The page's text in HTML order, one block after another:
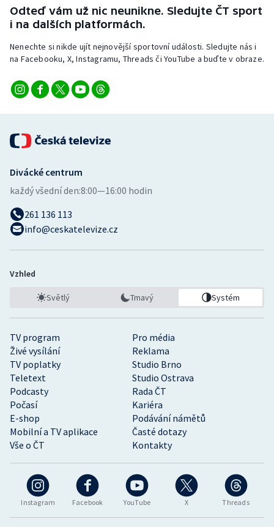
Odteď vám už nic neunikne. Sledujte ČT sport
i na dalších platformách.
Nenechte si nikde ujít nejnovější sportovní události. Sledujte nás i
na Facebooku, X, Instagramu, Threads či YouTube a buďte v obraze.
Instagram Facebook YouTube X Threads
TV program
Pro média
Živé vysílání
Reklama
TV poplatky
Studio Brno
Teletext
Studio Ostrava
Podcasty
Rada ČT
Počasí
Kariéra
E-shop
Podávání námětů
Mobilní a TV aplikace
Časté dotazy
Vše o ČT
Kontakty
Divácké centrum
každý všední den:8:00—16:00 hodin
261 136 113
info@ceskatelevize.cz
Vzhled
Světlý Tmavý Systém